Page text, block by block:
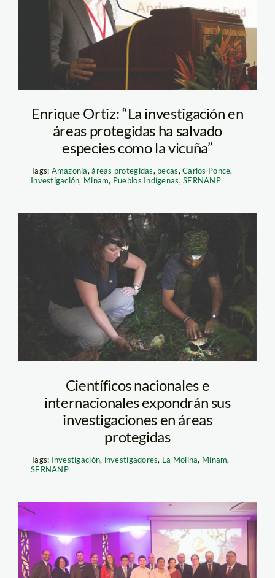
Enrique Ortiz: “La investigación en
áreas protegidas ha salvado
especies como la vicuña”
Tags: Amazonía,áreas protegidas, becas,Carlos Ponce,
Investigación, Minam, Pueblos Indígenas,SERNANP
investigadores-en-
madre-de-
dios_thomas-muller
(1)
Científicos nacionales e
internacionales expondrán sus
investigaciones en áreas
protegidas
Tags: Investigación, investigadores, La Molina, Minam,
SERNANP
Premio Carlos Ponce